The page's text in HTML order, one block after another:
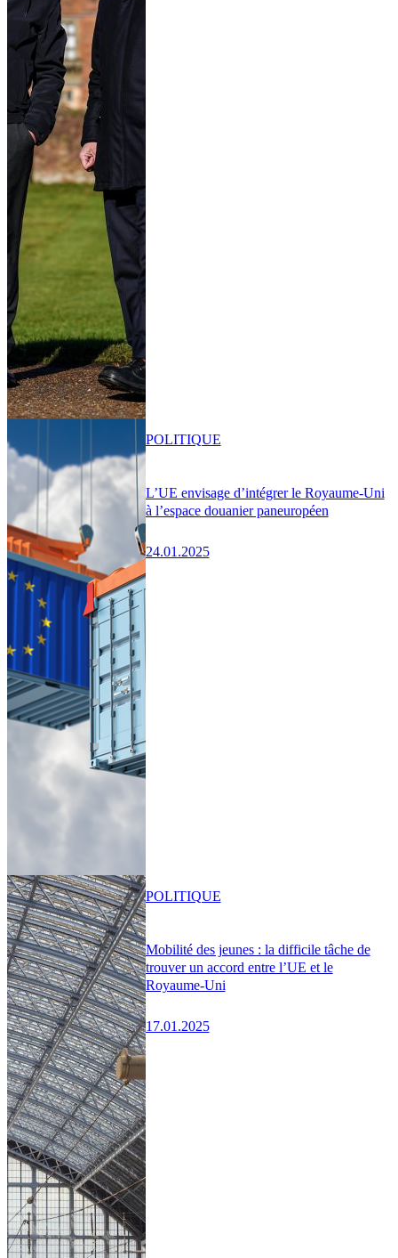
L’UE envisage d’intégrer le Royaume-Uni
à l’espace douanier paneuropéen
24.01.2025
POLITIQUE
Mobilité des jeunes : la difficile tâche de
trouver un accord entre l’UE et le
Royaume-Uni
17.01.2025
POLITIQUE